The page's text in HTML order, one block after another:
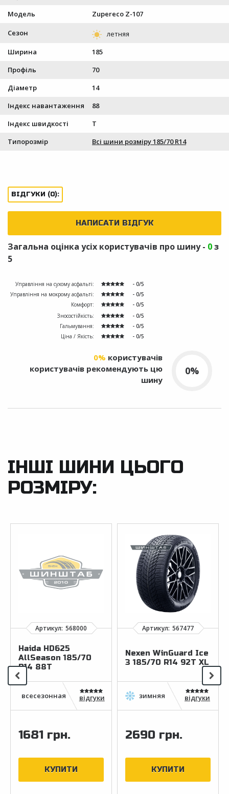
Модель
Zupereco Z-107
Сезон
Ширина
185
Профіль
70
Діаметр
14
Індекс навантаження
88
Індекс швидкості
T
Типорозмір
Всі шини розміру 185/70 R14
ВІДГУКИ (0):
НАПИСАТИ ВІДГУК
Загальна оцінка усіх користувачів про шину - 0з
5
Управління на сухому асфальті:
- 0/5
Управління на мокрому асфальті:
- 0/5
Комфорт:
- 0/5
Зносостійкість:
- 0/5
Гальмування:
- 0/5
Ціна / Якість:
- 0/5
0%
0% користувачів
користувачів рекомендують цю
шину
ІНШІ ШИНИ ЦЬОГО
РОЗМІРУ:
Haida HD625
AllSeason 185/70
R14 88T
відгуки
1681 грн.
Nexen WinGuard Ice
3 185/70 R14 92T XL
відгуки
2690 грн.